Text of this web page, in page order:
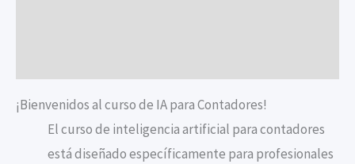
¡Bienvenidos al curso de IA para Contadores!
El curso de inteligencia artificial para contadores
está diseñado específicamente para profesionales